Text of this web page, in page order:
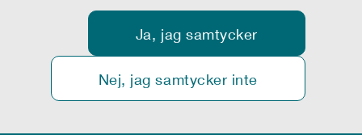
Ja, jag samtycker
Nej, jag samtycker inte